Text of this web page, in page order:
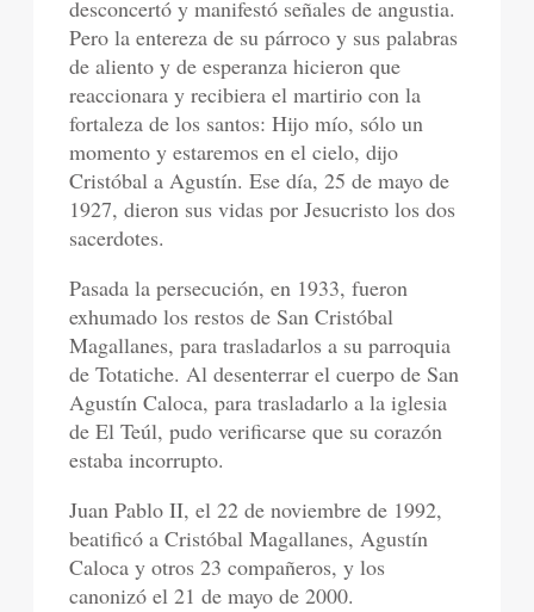
desconcertó y manifestó señales de angustia.
Pero la entereza de su párroco y sus palabras
de aliento y de esperanza hicieron que
reaccionara y recibiera el martirio con la
fortaleza de los santos: Hijo mío, sólo un
momento y estaremos en el cielo, dijo
Cristóbal a Agustín. Ese día, 25 de mayo de
1927, dieron sus vidas por Jesucristo los dos
sacerdotes.
Pasada la persecución, en 1933, fueron
exhumado los restos de San Cristóbal
Magallanes, para trasladarlos a su parroquia
de Totatiche. Al desenterrar el cuerpo de San
Agustín Caloca, para trasladarlo a la iglesia
de El Teúl, pudo verificarse que su corazón
estaba incorrupto.
Juan Pablo II, el 22 de noviembre de 1992,
beatificó a Cristóbal Magallanes, Agustín
Caloca y otros 23 compañeros, y los
canonizó el 21 de mayo de 2000.